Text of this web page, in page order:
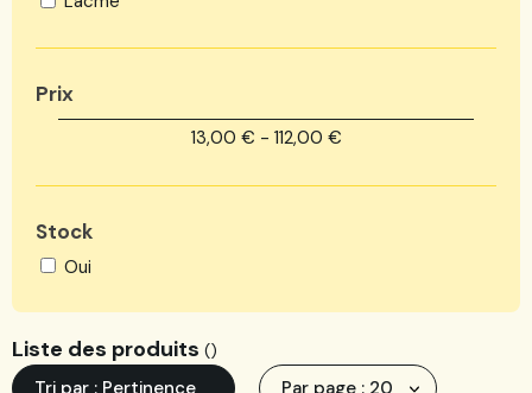
Prix
13,00 € - 112,00 €
Stock
Oui
Liste des produits ()